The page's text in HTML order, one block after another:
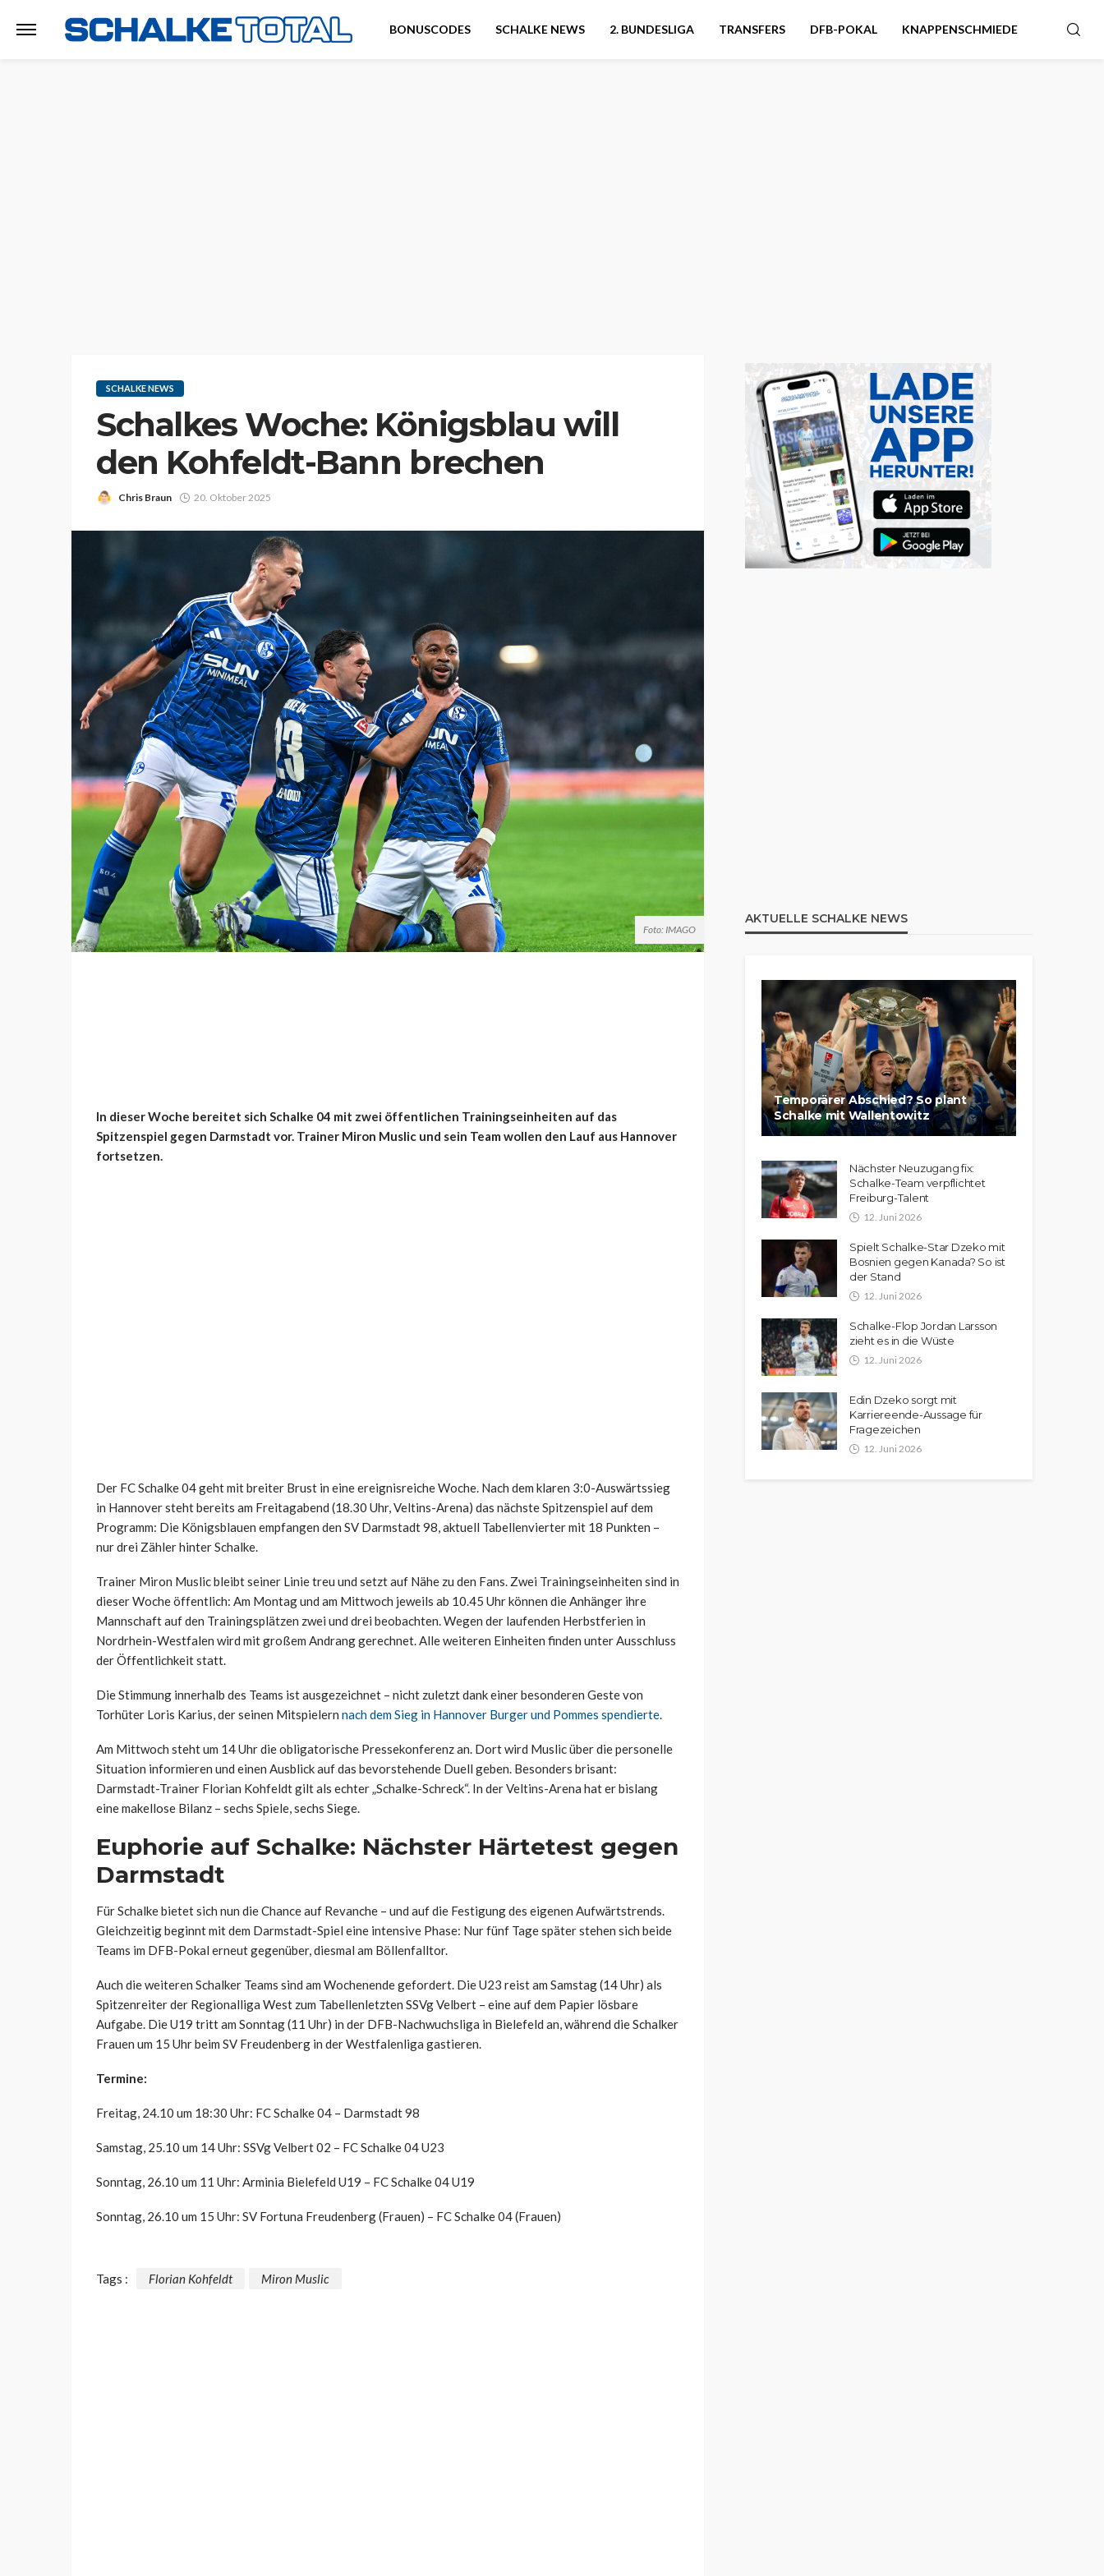
BONUSCODES SCHALKE NEWS 2. BUNDESLIGA TRANSFERS DFB-POKAL KNAPPENSCHMIEDE
SCHALKE NEWS
Schalkes Woche: Königsblau will
den Kohfeldt-Bann brechen
Chris Braun 20. Oktober 2025
Foto: IMAGO
In dieser Woche bereitet sich Schalke 04 mit zwei öffentlichen Trainingseinheiten auf das
Spitzenspiel gegen Darmstadt vor. Trainer Miron Muslic und sein Team wollen den Lauf aus Hannover
fortsetzen.
Der FC Schalke 04 geht mit breiter Brust in eine ereignisreiche Woche. Nach dem klaren 3:0-Auswärtssieg
in Hannover steht bereits am Freitagabend (18.30 Uhr, Veltins-Arena) das nächste Spitzenspiel auf dem
Programm: Die Königsblauen empfangen den SV Darmstadt 98, aktuell Tabellenvierter mit 18 Punkten –
nur drei Zähler hinter Schalke.
Trainer Miron Muslic bleibt seiner Linie treu und setzt auf Nähe zu den Fans. Zwei Trainingseinheiten sind in
dieser Woche öffentlich: Am Montag und am Mittwoch jeweils ab 10.45 Uhr können die Anhänger ihre
Mannschaft auf den Trainingsplätzen zwei und drei beobachten. Wegen der laufenden Herbstferien in
Nordrhein-Westfalen wird mit großem Andrang gerechnet. Alle weiteren Einheiten finden unter Ausschluss
der Öffentlichkeit statt.
Die Stimmung innerhalb des Teams ist ausgezeichnet – nicht zuletzt dank einer besonderen Geste von
Torhüter Loris Karius, der seinen Mitspielern nach dem Sieg in Hannover Burger und Pommes spendierte.
Am Mittwoch steht um 14 Uhr die obligatorische Pressekonferenz an. Dort wird Muslic über die personelle
Situation informieren und einen Ausblick auf das bevorstehende Duell geben. Besonders brisant:
Darmstadt-Trainer Florian Kohfeldt gilt als echter „Schalke-Schreck“. In der Veltins-Arena hat er bislang
eine makellose Bilanz – sechs Spiele, sechs Siege.
Euphorie auf Schalke: Nächster Härtetest gegen
Darmstadt
Für Schalke bietet sich nun die Chance auf Revanche – und auf die Festigung des eigenen Aufwärtstrends.
Gleichzeitig beginnt mit dem Darmstadt-Spiel eine intensive Phase: Nur fünf Tage später stehen sich beide
Teams im DFB-Pokal erneut gegenüber, diesmal am Böllenfalltor.
Auch die weiteren Schalker Teams sind am Wochenende gefordert. Die U23 reist am Samstag (14 Uhr) als
Spitzenreiter der Regionalliga West zum Tabellenletzten SSVg Velbert – eine auf dem Papier lösbare
Aufgabe. Die U19 tritt am Sonntag (11 Uhr) in der DFB-Nachwuchsliga in Bielefeld an, während die Schalker
Frauen um 15 Uhr beim SV Freudenberg in der Westfalenliga gastieren.
Termine:
Freitag, 24.10 um 18:30 Uhr: FC Schalke 04 – Darmstadt 98
Samstag, 25.10 um 14 Uhr: SSVg Velbert 02 – FC Schalke 04 U23
Sonntag, 26.10 um 11 Uhr: Arminia Bielefeld U19 – FC Schalke 04 U19
Sonntag, 26.10 um 15 Uhr: SV Fortuna Freudenberg (Frauen) – FC Schalke 04 (Frauen)
Tags : Florian Kohfeldt Miron Muslic
AKTUELLE SCHALKE NEWS
Temporärer Abschied? So plant
Schalke mit Wallentowitz
Nächster Neuzugang fix:
Schalke-Team verpflichtet
Freiburg-Talent
12. Juni 2026
Spielt Schalke-Star Dzeko mit
Bosnien gegen Kanada? So ist
der Stand
12. Juni 2026
Schalke-Flop Jordan Larsson
zieht es in die Wüste
12. Juni 2026
Edin Dzeko sorgt mit
Karriereende-Aussage für
Fragezeichen
12. Juni 2026